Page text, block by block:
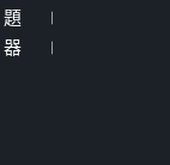
題
|
器
|